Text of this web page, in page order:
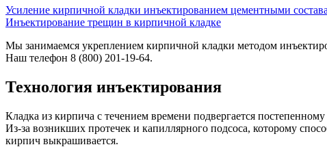
Усиление кирпичной кладки инъектированием цементными
Инъектирование трещин в кирпичной кладке
Мы занимаемся укреплением кирпичной кладки методом
Наш телефон 8 (800) 201-19-64.
Технология инъектирования
Кладка из кирпича с течением времени подвергается
Из-за возникших протечек и капиллярного подсоса, которому
кирпич выкрашивается.